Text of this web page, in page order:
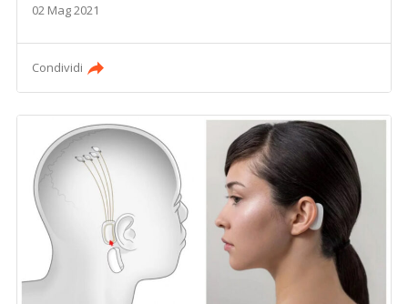
02 Mag 2021
Condividi